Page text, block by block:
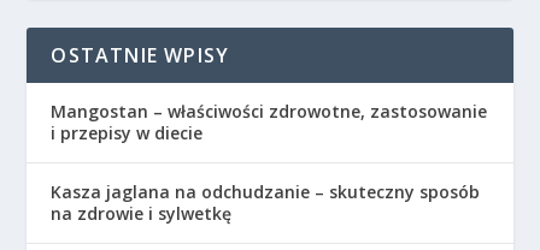
OSTATNIE WPISY
Mangostan – właściwości zdrowotne, zastosowanie
i przepisy w diecie
Kasza jaglana na odchudzanie – skuteczny sposób
na zdrowie i sylwetkę